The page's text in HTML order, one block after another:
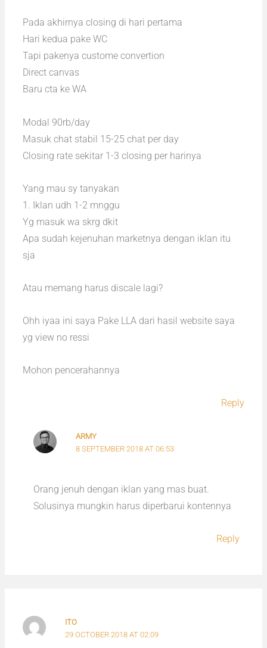
Pada akhirnya closing di hari pertama
Hari kedua pake WC
Tapi pakenya custome convertion
Direct canvas
Baru cta ke WA
Modal 90rb/day
Masuk chat stabil 15-25 chat per day
Closing rate sekitar 1-3 closing per harinya
Yang mau sy tanyakan
1. Iklan udh 1-2 mnggu
Yg masuk wa skrg dkit
Apa sudah kejenuhan marketnya dengan iklan itu
sja
Atau memang harus discale lagi?
Ohh iyaa ini saya Pake LLA dari hasil website saya
yg view no ressi
Mohon pencerahannya
Reply
ARMY
8 SEPTEMBER 2018 AT 06:53
Orang jenuh dengan iklan yang mas buat.
Solusinya mungkin harus diperbarui kontennya
Reply
ITO
29 OCTOBER 2018 AT 02:09